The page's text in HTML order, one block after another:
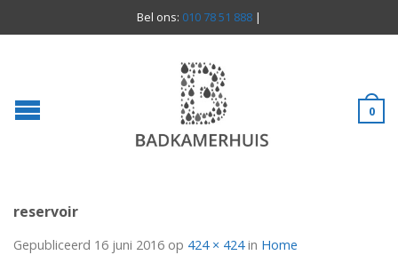
Bel ons: 010 78 51 888 |
0
reservoir
Gepubliceerd 16 juni 2016 op 424 × 424in Home